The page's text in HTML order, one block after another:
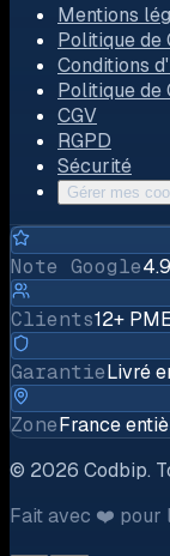
Mentions
Politique de
Conditions
Politique de
CGV
RGPD
Sécurité
Gérer mes
Note Google
Clients12+
GarantieLivré
ZoneFrance
© 2026 Codbip.
Fait avec ❤️ pour